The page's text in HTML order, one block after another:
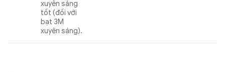
xuyên sáng
tốt (đối với
bạt 3M
xuyên sáng).